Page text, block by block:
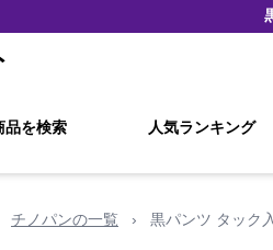
品を検索 人気ランキング
チノパンの一覧 › 黒パンツ タック